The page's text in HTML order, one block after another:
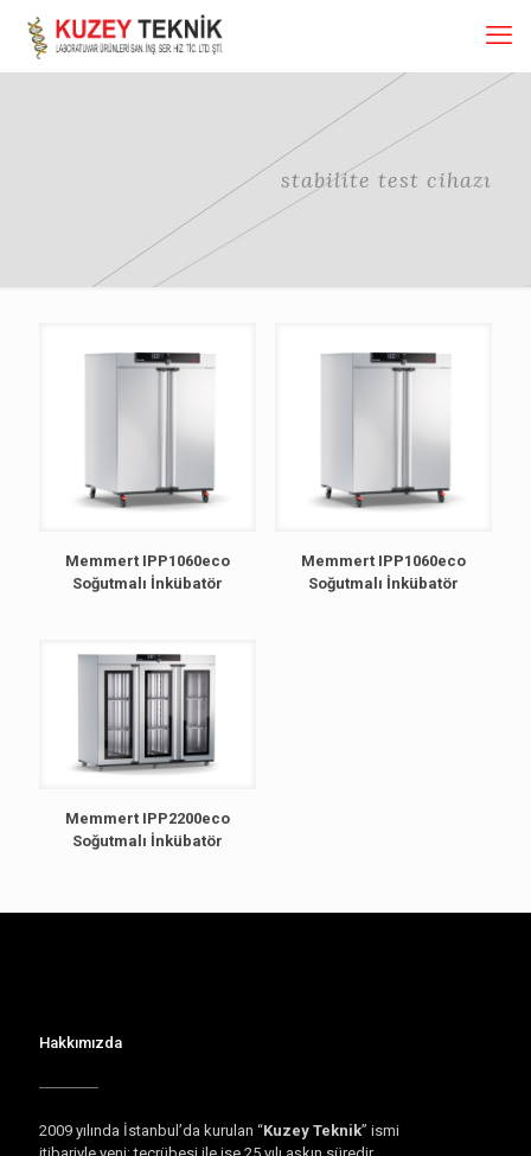
stabilite test cihazı
Memmert IPP1060eco
Soğutmalı İnkübatör
Memmert IPP1060eco
Soğutmalı İnkübatör
Memmert IPP2200eco
Soğutmalı İnkübatör
Hakkımızda
2009 yılında İstanbul’da kurulan “Kuzey Teknik” ismi